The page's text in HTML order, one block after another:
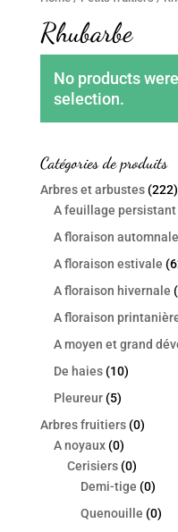
Rhubarbe
No products
selection.
Catégories de produits
Arbres et arbustes (222)
A feuillage persistant
A floraison automnale
A floraison estivale
A floraison hivernale
A floraison
A moyen et grand
De haies (10)
Pleureur (5)
Arbres fruitiers (0)
A noyaux (0)
Cerisiers (0)
Demi-tige (0)
Quenouille (0)